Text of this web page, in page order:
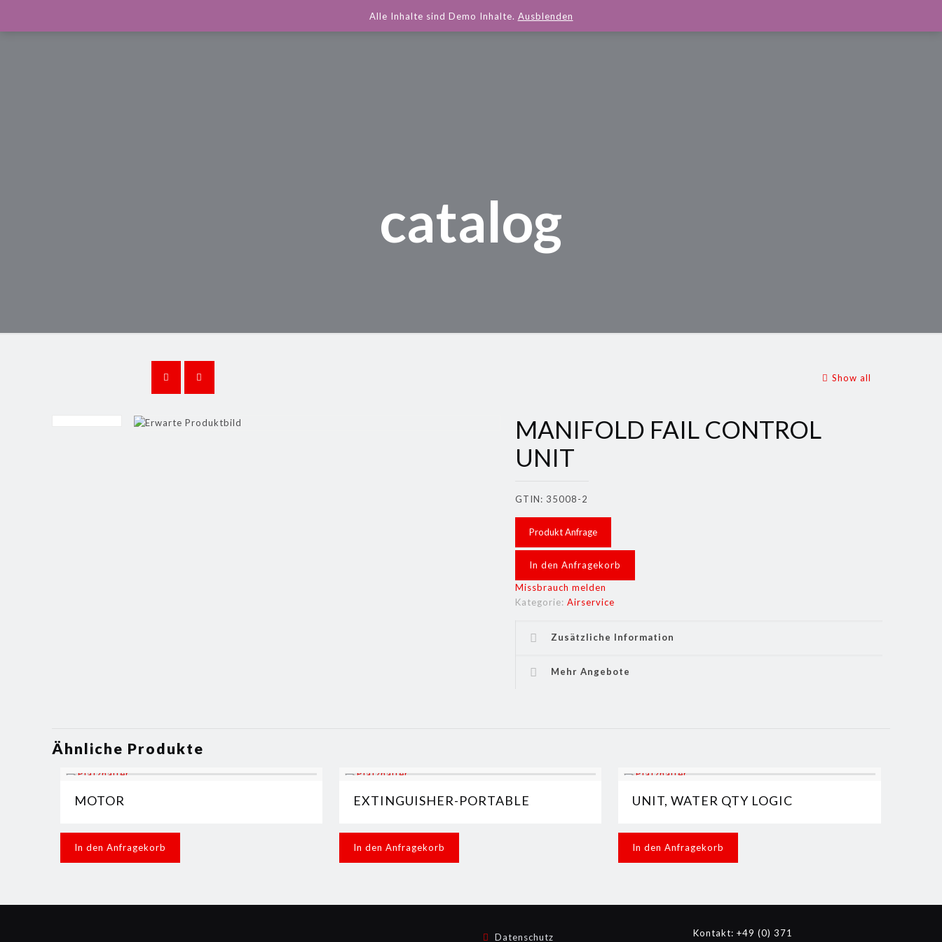
catalog
Show all
MANIFOLD FAIL CONTROL
UNIT
GTIN: 35008-2
Produkt Anfrage
In den Anfragekorb
Missbrauch melden
Kategorie:Airservice
Zusätzliche Information
Mehr Angebote
Ähnliche Produkte
MOTOR
In den Anfragekorb
EXTINGUISHER-PORTABLE
In den Anfragekorb
UNIT, WATER QTY LOGIC
In den Anfragekorb
Datenschutz Kontakt: +49 (0) 371
Alle Inhalte sind Demo Inhalte. Ausblenden